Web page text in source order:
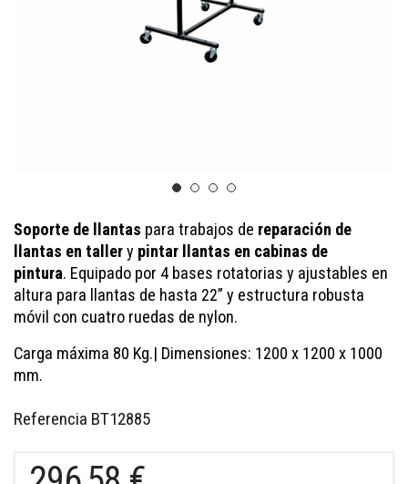
Soporte de llantas para trabajos de reparación de
llantas en tallery pintar llantas en cabinas de
pintura. Equipado por 4 bases rotatorias y ajustables en
altura para llantas de hasta 22” y estructura robusta
móvil con cuatro ruedas de nylon.
Carga máxima 80 Kg.| Dimensiones: 1200 x 1200 x 1000
mm.
Referencia BT12885